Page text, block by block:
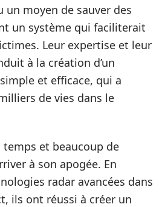
un moyen de sauver des
un système qui faciliterait
Leur expertise et leur
à la création d’un
et efficace, qui a
de vies dans le
et beaucoup de
à son apogée. En
radar avancées dans
ils ont réussi à créer un